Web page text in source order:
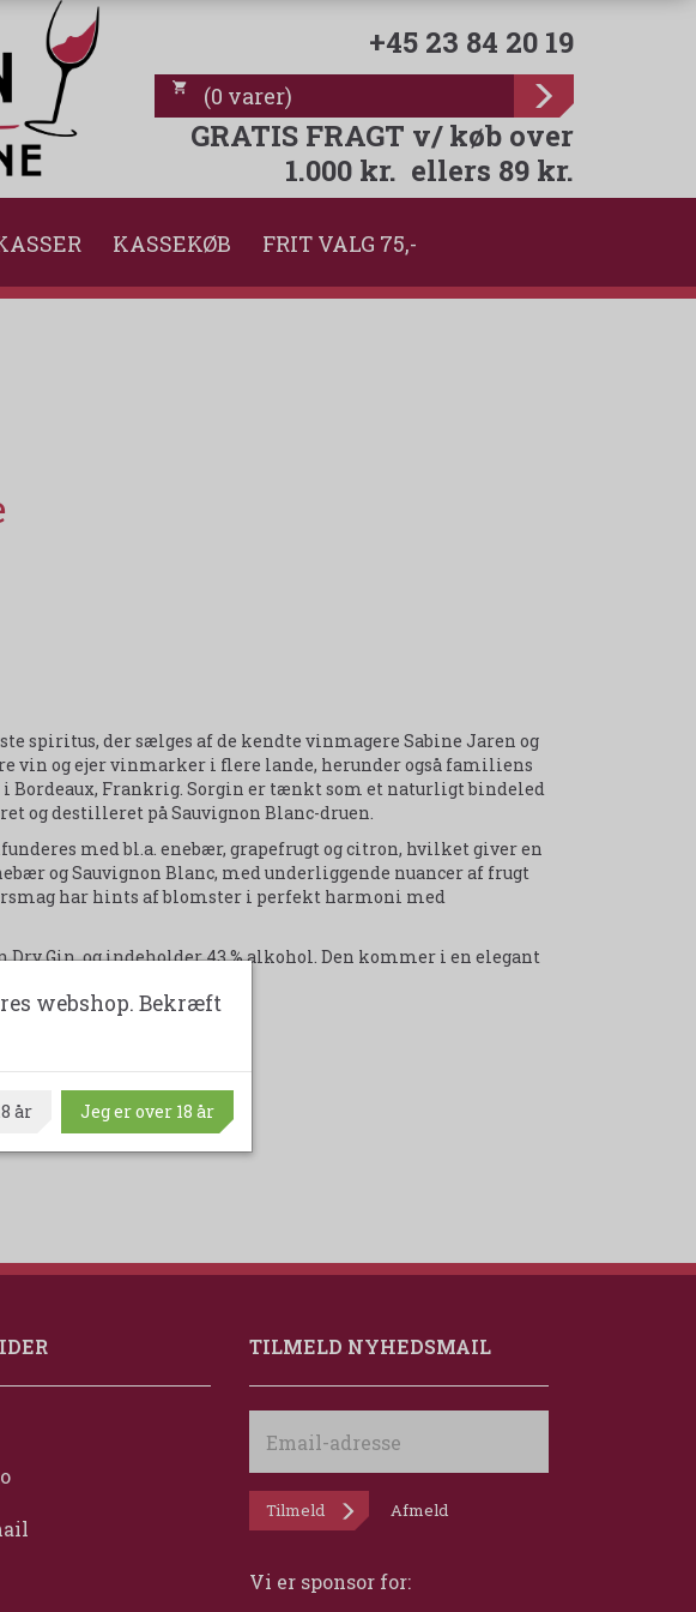
+45 23 84 20 19
(0 varer)
GRATIS FRAGT v/ køb over
1.000 kr. ellers 89 kr.
KASSEKØB FRIT VALG 75,-
spiritus, der sælges af de kendte vinmagere Sabine Jaren og
vin og ejer vinmarker i flere lande, herunder også familiens
i Bordeaux, Frankrig. Sorgin er tænkt som et naturligt bindeled
og destilleret på Sauvignon Blanc-druen.
med bl.a. enebær, grapefrugt og citron, hvilket giver en
og Sauvignon Blanc, med underliggende nuancer af frugt
har hints af blomster i perfekt harmoni med
Gin, og indeholder 43 % alkohol. Den kommer i en elegant
TILMELD NYHEDSMAIL
adresse
Tilmeld Afmeld
Vi er sponsor for:
webshop. Bekræft
år Jeg er over 18 år